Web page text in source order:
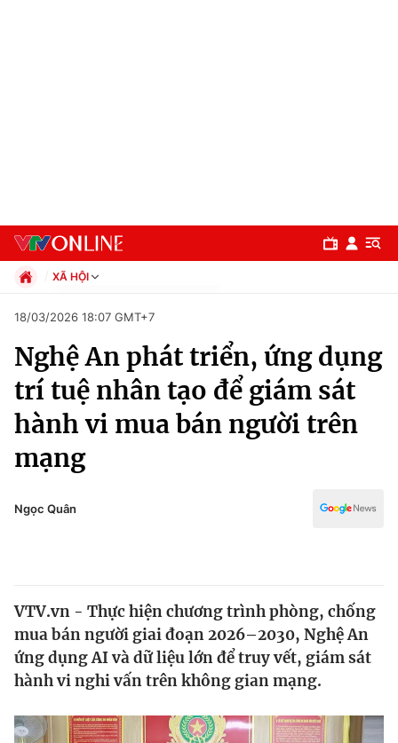
Chuyên mục
Chính trị
Xã hội
Pháp luật
Thế giới
Tin tức
Thế giới đó đây
Câu chuyện quốc tế
Kinh tế
Thị trường
Dữ liệu và đời sống
XÃ HỘI
Xã hội
Pháp luật
Kinh tế
Thể thao
Truyền hình
Y tế
Công nghệ
18/03/2026 18:07 GMT+7
Nghệ An phát triển, ứng dụng
trí tuệ nhân tạo để giám sát
hành vi mua bán người trên
mạng
Ngọc Quân
VTV.vn - Thực hiện chương trình phòng, chống
mua bán người giai đoạn 2026–2030, Nghệ An
ứng dụng AI và dữ liệu lớn để truy vết, giám sát
hành vi nghi vấn trên không gian mạng.